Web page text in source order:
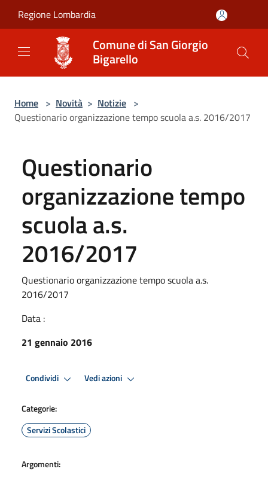
Regione Lombardia
Comune di San Giorgio
Bigarello
Home > Novità > Notizie >
Questionario organizzazione tempo scuola a.s. 2016/2017
Questionario
organizzazione tempo
scuola a.s.
2016/2017
Questionario organizzazione tempo scuola a.s.
2016/2017
Data :
21 gennaio 2016
Condividi Vedi azioni
Categorie:
Servizi Scolastici
Argomenti: